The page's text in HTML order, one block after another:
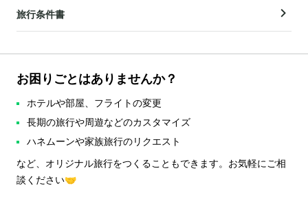
旅行条件書
お困りごとはありませんか？
ホテルや部屋、フライトの変更
長期の旅行や周遊などのカスタマイズ
ハネムーンや家族旅行のリクエスト
など、オリジナル旅行をつくることもできます。お気軽にご相
談ください🤝